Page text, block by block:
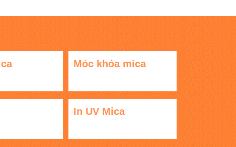
Móc khóa mica
In UV Mica